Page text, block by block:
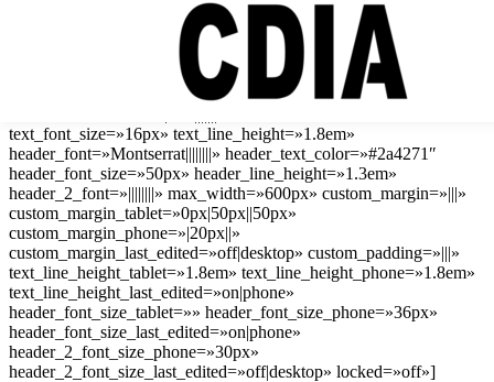
custom_padding_phone=»»
custom_padding_last_edited=»on|tablet»
padding_tablet=»50px|50px|50px|50px»
padding_last_edited=»on|tablet» custom_padding__hover=»|||»]
[et_pb_text _builder_version=»4.6.3″
text_font_size=»16px» text_line_height=»1.8em»
header_font=»Montserrat||||||||» header_text_color=»#2a4271″
header_font_size=»50px» header_line_height=»1.3em»
header_2_font=»||||||||» max_width=»600px» custom_margin=»|||»
custom_margin_tablet=»0px|50px||50px»
custom_margin_phone=»|20px||»
custom_margin_last_edited=»off|desktop» custom_padding=»|||»
text_line_height_tablet=»1.8em» text_line_height_phone=»1.8em»
text_line_height_last_edited=»on|phone»
header_font_size_tablet=»» header_font_size_phone=»36px»
header_font_size_last_edited=»on|phone»
header_2_font_size_phone=»30px»
header_2_font_size_last_edited=»off|desktop» locked=»off»]